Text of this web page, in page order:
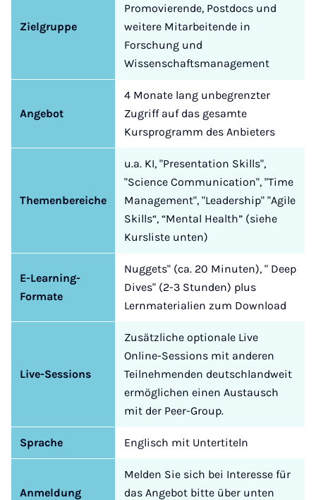
Zielgruppe
Promovierende, Postdocs und
weitere Mitarbeitende in
Forschung und
Wissenschaftsmanagement
Angebot
4 Monate lang unbegrenzter
Zugriff auf das gesamte
Kursprogramm des Anbieters
Themenbereiche
u.a. KI, "Presentation Skills",
"Science Communication", "Time
Management", "Leadership" "Agile
Skills“, “Mental Health” (siehe
Kursliste unten)
E-Learning-
Formate
Nuggets" (ca. 20 Minuten), " Deep
Dives" (2-3 Stunden) plus
Lernmaterialien zum Download
Live-Sessions
Zusätzliche optionale Live
Online-Sessions mit anderen
Teilnehmenden deutschlandweit
ermöglichen einen Austausch
mit der Peer-Group.
Sprache Englisch mit Untertiteln
Anmeldung
Melden Sie sich bei Interesse für
das Angebot bitte über unten